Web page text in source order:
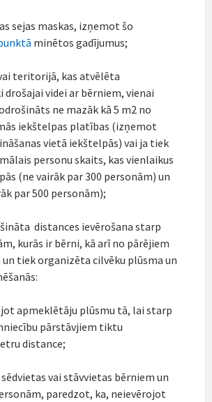
sejas maskas, izņemot šo
minētos gadījumus;
teritorijā, kas atvēlēta
videi ar bērniem, vienai
ne mazāk kā 5 m2 no
iekštelpas platības (izņemot
vietā iekštelpās) vai ja tiek
personu skaits, kas vienlaikus
(ne vairāk par 300 personām) un
par 500 personām);
distances ievērošana starp
kurās ir bērni, kā arī no pārējiem
tiek organizēta cilvēku plūsma un
apmeklētāju plūsmu tā, lai starp
pārstāvjiem tiktu
distance;
vai stāvvietas bērniem un
paredzot, ka, neievērojot